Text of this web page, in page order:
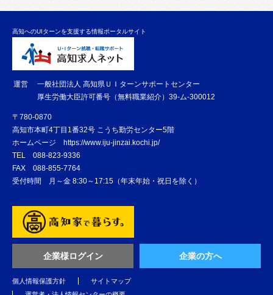
高知へのUIターンを支援する情報ポータルサイト
運営
一般社団法人 高知県ＵＩターンサポートセンター
厚生労働大臣許可番号（無料職業紹介）39-ム-300012
〒780-0870
高知市本町4丁目1番32号 こうち勤労センター5階
ホームページ https://www.iju-jinzai.kochi.jp/
TEL 088-823-9336
FAX 088-855-7764
受付時間 月～金 8:30～17:15（年末年始・祝日を除く）
企業様ログイン 企業の方へ
個人情報保護方針
サイトマップ